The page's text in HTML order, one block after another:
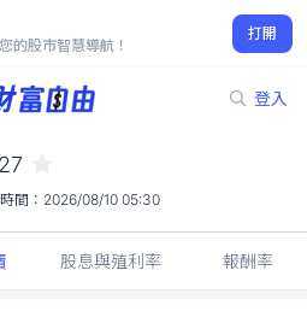
的股市智慧導航！
打開
登入
2.41%
間： 2026/08/10 05:30
股息與殖利率 報酬率